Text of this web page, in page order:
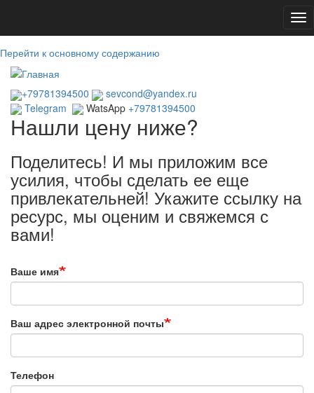
Перейти к основному содержанию
+79781394500
sevcond@yandex.ru
Telegram
WatsApp +79781394500
Нашли цену ниже?
Поделитесь! И мы приложим все
усилия, чтобы сделать ее еще
привлекательней! Укажите ссылку на
ресурс, мы оценим и свяжемся с
вами!
Ваше имя
Ваш адрес электронной почты
Телефон